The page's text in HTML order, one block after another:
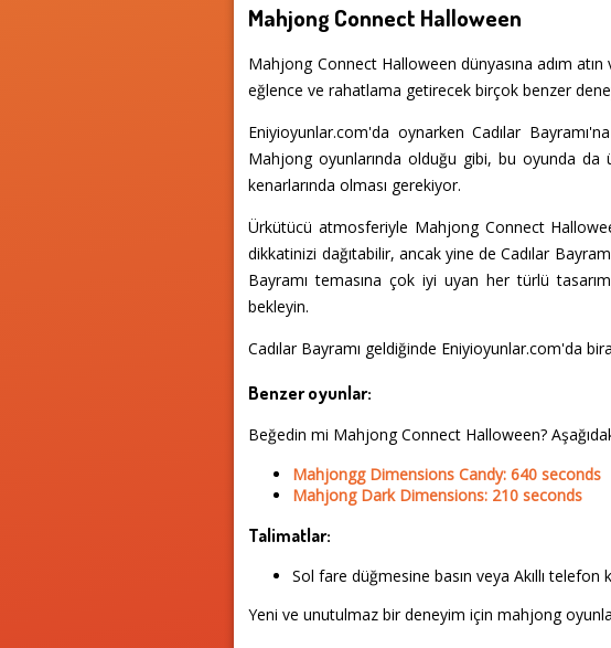
Mahjong Connect Halloween
Mahjong Connect Halloween dünyasına adım
eğlence ve rahatlama getirecek birçok benzer
Eniyioyunlar.com'da oynarken Cadılar
Mahjong oyunlarında olduğu gibi, bu oyunda da
kenarlarında olması gerekiyor.
Ürkütücü atmosferiyle Mahjong Connect
dikkatinizi dağıtabilir, ancak yine de Cadılar
Bayramı temasına çok iyi uyan her türlü
bekleyin.
Cadılar Bayramı geldiğinde Eniyioyunlar.com'da
Benzer oyunlar:
Beğedin mi Mahjong Connect Halloween?
Mahjongg Dimensions Candy: 640 seconds
Mahjong Dark Dimensions: 210 seconds
Talimatlar:
Sol fare düğmesine basın veya Akıllı telefon
Yeni ve unutulmaz bir deneyim için mahjong